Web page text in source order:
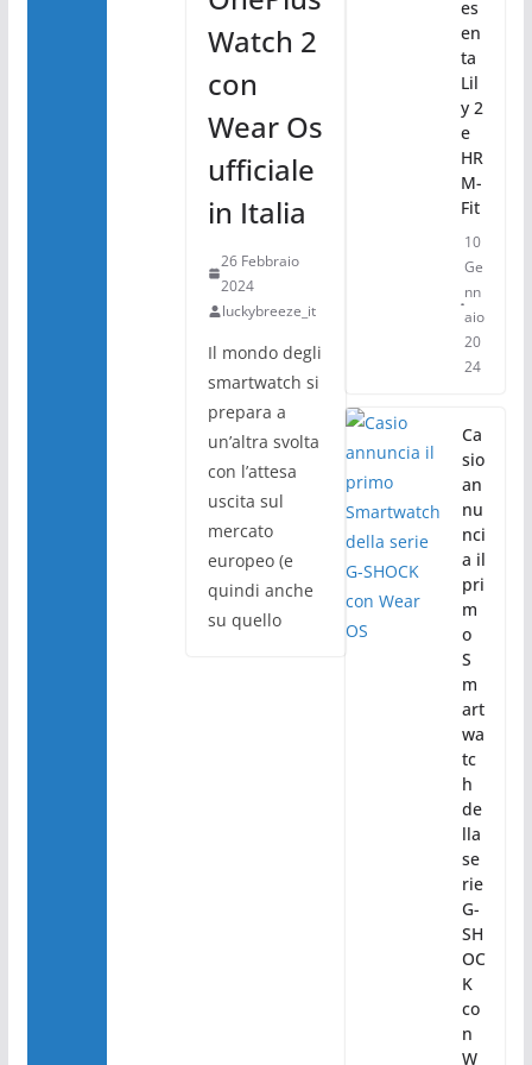
Watch 2
con
Wear Os
ufficiale
in Italia
26 Febbraio
2024
luckybreeze_it
Il mondo degli
smartwatch si
prepara a
un’altra svolta
con l’attesa
uscita sul
mercato
europeo (e
quindi anche
su quello
es
en
ta
Lil
y 2
e
HR
M-
Fit
10
Ge
nn
aio
20
24
Ca
sio
an
nu
nci
a il
pri
m
o
S
m
art
wa
tc
h
de
lla
se
rie
G-
SH
OC
K
co
n
W